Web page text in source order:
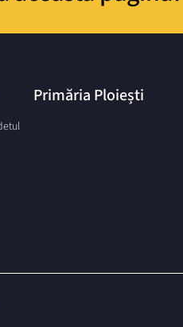
Primăria Ploiești